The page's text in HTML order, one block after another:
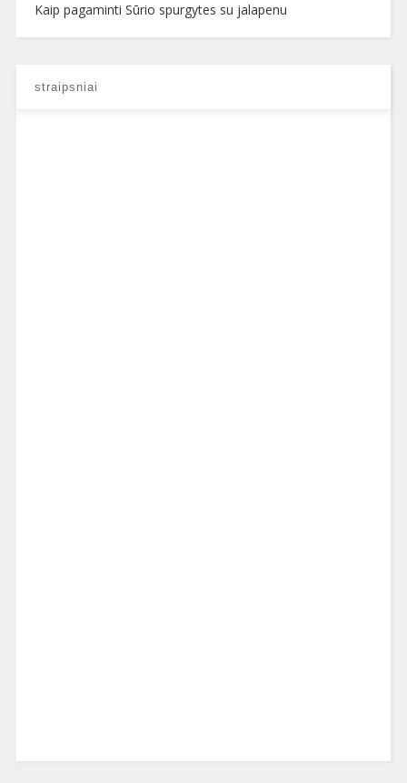
Kaip pagaminti Sūrio spurgytes su jalapenu
straipsniai